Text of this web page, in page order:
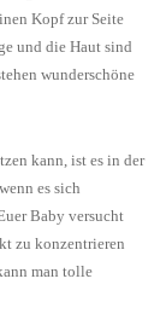
Kopf zur Seite
und die Haut sind
wunderschöne
kann, ist es in der
es sich
Baby versucht
zu konzentrieren
man tolle